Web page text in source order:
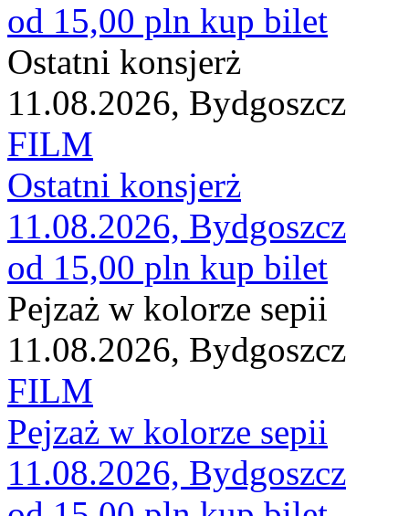
od 15,00 pln kup bilet
Ostatni konsjerż
11.08.2026, Bydgoszcz
FILM
Ostatni konsjerż
11.08.2026, Bydgoszcz
od 15,00 pln kup bilet
Pejzaż w kolorze sepii
11.08.2026, Bydgoszcz
FILM
Pejzaż w kolorze sepii
11.08.2026, Bydgoszcz